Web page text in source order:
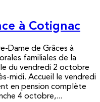
à Cotignac
Dame de Grâces à
familiales de la
du vendredi 2 octobre
midi. Accueil le vendredi
en pension complète
4 octobre,...